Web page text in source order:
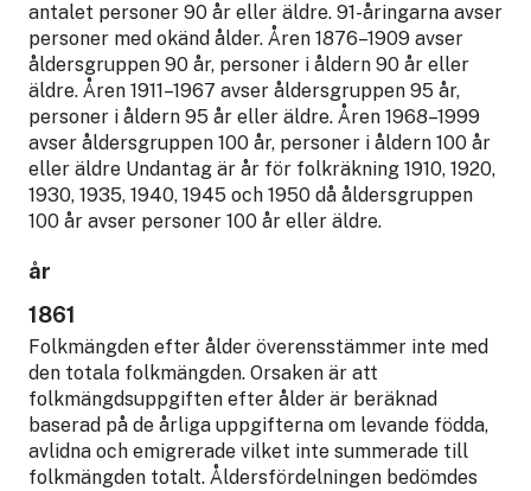
antalet personer 90 år eller äldre. 91-åringarna avser
personer med okänd ålder. Åren 1876–1909 avser
åldersgruppen 90 år, personer i åldern 90 år eller
äldre. Åren 1911–1967 avser åldersgruppen 95 år,
personer i åldern 95 år eller äldre. Åren 1968–1999
avser åldersgruppen 100 år, personer i åldern 100 år
eller äldre Undantag är år för folkräkning 1910, 1920,
1930, 1935, 1940, 1945 och 1950 då åldersgruppen
100 år avser personer 100 år eller äldre.
år
1861
Folkmängden efter ålder överensstämmer inte med
den totala folkmängden. Orsaken är att
folkmängdsuppgiften efter ålder är beräknad
baserad på de årliga uppgifterna om levande födda,
avlidna och emigrerade vilket inte summerade till
folkmängden totalt. Åldersfördelningen bedömdes